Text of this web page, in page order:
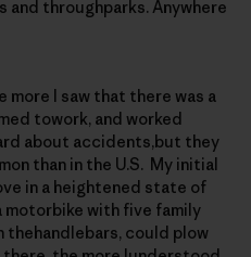
and throughparks. Anywhere
more I saw that there was a
towork, and worked
about accidents,but they
than in the U.S. My initial
in a heightened state of
motorbike with five family
thehandlebars, could plow